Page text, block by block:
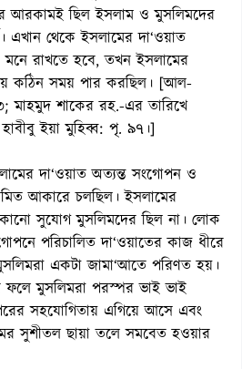
আরকামই ছিল ইসলাম ও মুসলিমদের
এখান থেকে ইসলামের দা‘ওয়াত
রাখতে হবে, তখন ইসলামের
কঠিন সময় পার করছিল। [আল-
মাহমুদ শাকের রহ.-এর তারিখে
ইয়া মুহিব্ব: পৃ. ৯৭।]
দা‘ওয়াত অত্যন্ত সংগোপন ও
আকারে চলছিল। ইসলামের
সুযোগ মুসলিমদের ছিল না। লোক
পরিচালিত দা‘ওয়াতের কাজ ধীরে
একটা জামা‘আতে পরিণত হয়।
মুসলিমরা পরস্পর ভাই ভাই
সহযোগিতায় এগিয়ে আসে এবং
সুশীতল ছায়া তলে সমবেত হওয়ার